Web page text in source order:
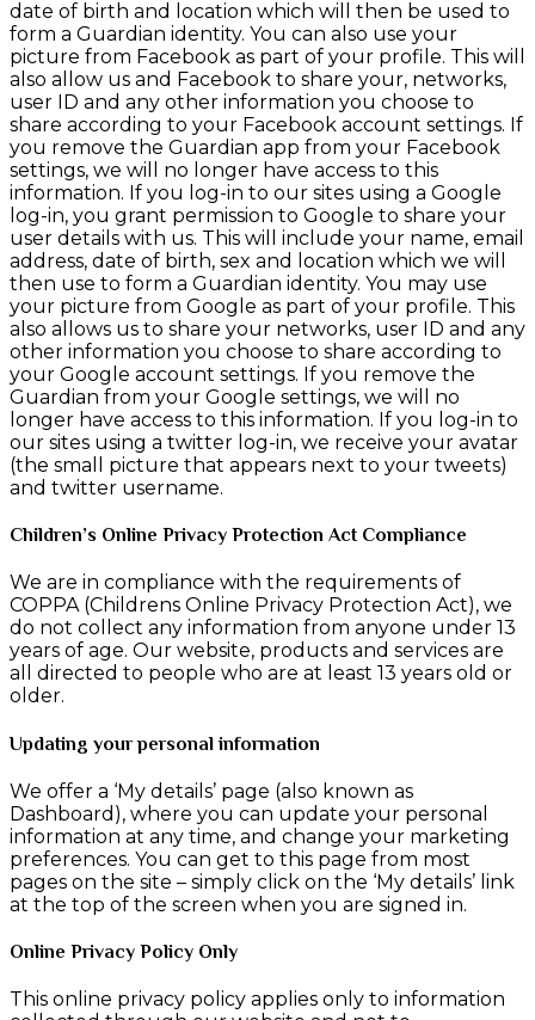
date of birth and location which will then be used to
form a Guardian identity. You can also use your
picture from Facebook as part of your profile. This will
also allow us and Facebook to share your, networks,
user ID and any other information you choose to
share according to your Facebook account settings. If
you remove the Guardian app from your Facebook
settings, we will no longer have access to this
information. If you log-in to our sites using a Google
log-in, you grant permission to Google to share your
user details with us. This will include your name, email
address, date of birth, sex and location which we will
then use to form a Guardian identity. You may use
your picture from Google as part of your profile. This
also allows us to share your networks, user ID and any
other information you choose to share according to
your Google account settings. If you remove the
Guardian from your Google settings, we will no
longer have access to this information. If you log-in to
our sites using a twitter log-in, we receive your avatar
(the small picture that appears next to your tweets)
and twitter username.
Children’s Online Privacy Protection Act Compliance
We are in compliance with the requirements of
COPPA (Childrens Online Privacy Protection Act), we
do not collect any information from anyone under 13
years of age. Our website, products and services are
all directed to people who are at least 13 years old or
older.
Updating your personal information
We offer a ‘My details’ page (also known as
Dashboard), where you can update your personal
information at any time, and change your marketing
preferences. You can get to this page from most
pages on the site – simply click on the ‘My details’ link
at the top of the screen when you are signed in.
Online Privacy Policy Only
This online privacy policy applies only to information